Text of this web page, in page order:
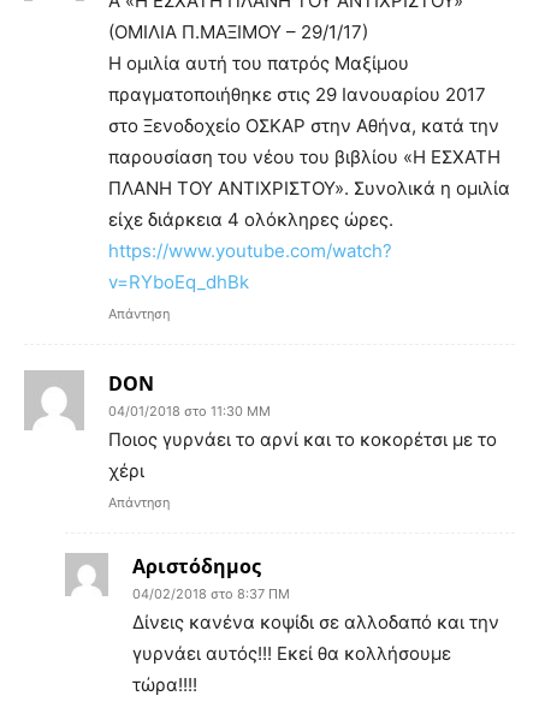
(ΟΜΙΛΙΑ Π.ΜΑΞΙΜΟΥ – 29/1/17)
Η ομιλία αυτή του πατρός Μαξίμου
πραγματοποιήθηκε στις 29 Ιανουαρίου 2017
στο Ξενοδοχείο ΟΣΚΑΡ στην Αθήνα, κατά την
παρουσίαση του νέου του βιβλίου «Η ΕΣΧΑΤΗ
ΠΛΑΝΗ ΤΟΥ ΑΝΤΙΧΡΙΣΤΟΥ». Συνολικά η ομιλία
είχε διάρκεια 4 ολόκληρες ώρες.
https://www.youtube.com/watch?
v=RYboEq_dhBk
Απάντηση
DON
04/01/2018 στο 11:30 ΜΜ
Ποιος γυρνάει το αρνί και το κοκορέτσι με το
χέρι
Απάντηση
Αριστόδημος
04/02/2018 στο 8:37 ΠΜ
Δίνεις κανένα κοψίδι σε αλλοδαπό και την
γυρνάει αυτός!!! Εκεί θα κολλήσουμε
τώρα!!!!